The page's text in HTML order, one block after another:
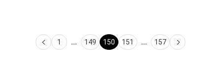
1 ... 149 150 151 ... 157